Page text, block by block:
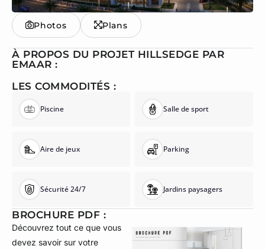
Photos Plans
À PROPOS DU PROJET HILLSEDGE PAR
EMAAR :
LES COMMODITÉS :
Piscine Salle de sport
Aire de jeux Parking
Sécurité 24/7 Jardins paysagers
BROCHURE PDF :
Découvrez tout ce que vous
devez savoir sur votre